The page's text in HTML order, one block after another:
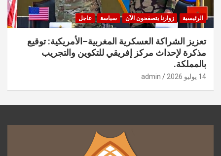
الرئيسية زوارنا يتصفحون الآن سياسة عاجل
تعزيز الشراكة العسكرية المغربية–الأمريكية: توقيع
مذكرة لإحداث مركز إفريقي للتكوين والتجريب
بالمملكة.
14 يوليو 2026 admin